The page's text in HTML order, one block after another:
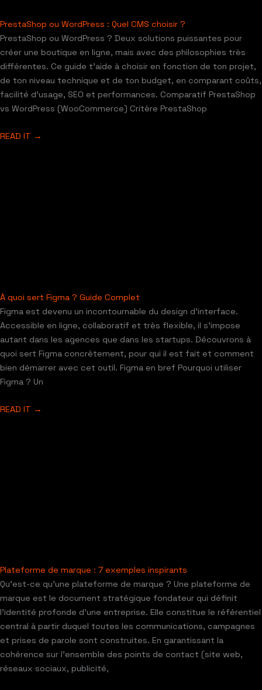
PrestaShop ou WordPress : Quel CMS choisir ?
PrestaShop ou WordPress ? Deux solutions puissantes pour
créer une boutique en ligne, mais avec des philosophies très
différentes. Ce guide t’aide à choisir en fonction de ton projet,
de ton niveau technique et de ton budget, en comparant coûts,
facilité d’usage, SEO et performances. Comparatif PrestaShop
vs WordPress (WooCommerce) Critère PrestaShop
READ IT →
À quoi sert Figma ? Guide Complet
Figma est devenu un incontournable du design d’interface.
Accessible en ligne, collaboratif et très flexible, il s’impose
autant dans les agences que dans les startups. Découvrons à
quoi sert Figma concrètement, pour qui il est fait et comment
bien démarrer avec cet outil. Figma en bref Pourquoi utiliser
Figma ? Un
READ IT →
Plateforme de marque : 7 exemples inspirants
Qu’est-ce qu’une plateforme de marque ? Une plateforme de
marque est le document stratégique fondateur qui définit
l’identité profonde d’une entreprise. Elle constitue le référentiel
central à partir duquel toutes les communications, campagnes
et prises de parole sont construites. En garantissant la
cohérence sur l’ensemble des points de contact (site web,
réseaux sociaux, publicité,